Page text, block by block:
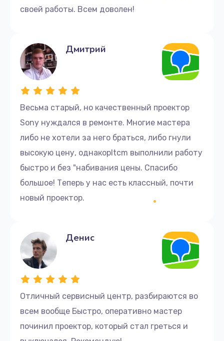
своей работы. Всем доволен!
Весьма старый, но качественный проектор
Sony нуждался в ремонте. Многие мастера
либо не хотели за него браться, либо гнули
высокую цену, однакоpltcm выполнили работу
быстро и без "набивания цены. Спасибо
большое! Теперь у нас есть классный, почти
новый проектор.
Дмитрий
Отличный сервисный центр, разбираются во
всем вообще Быстро, оперативно мастер
починил проектор, который стал греться и
Денис